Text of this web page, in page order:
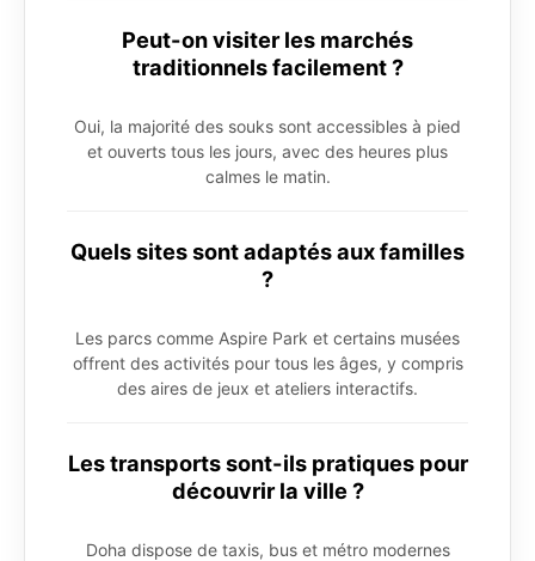
Peut-on visiter les marchés
traditionnels facilement ?
Oui, la majorité des souks sont accessibles à pied
et ouverts tous les jours, avec des heures plus
calmes le matin.
Quels sites sont adaptés aux familles
?
Les parcs comme Aspire Park et certains musées
offrent des activités pour tous les âges, y compris
des aires de jeux et ateliers interactifs.
Les transports sont-ils pratiques pour
découvrir la ville ?
Doha dispose de taxis, bus et métro modernes